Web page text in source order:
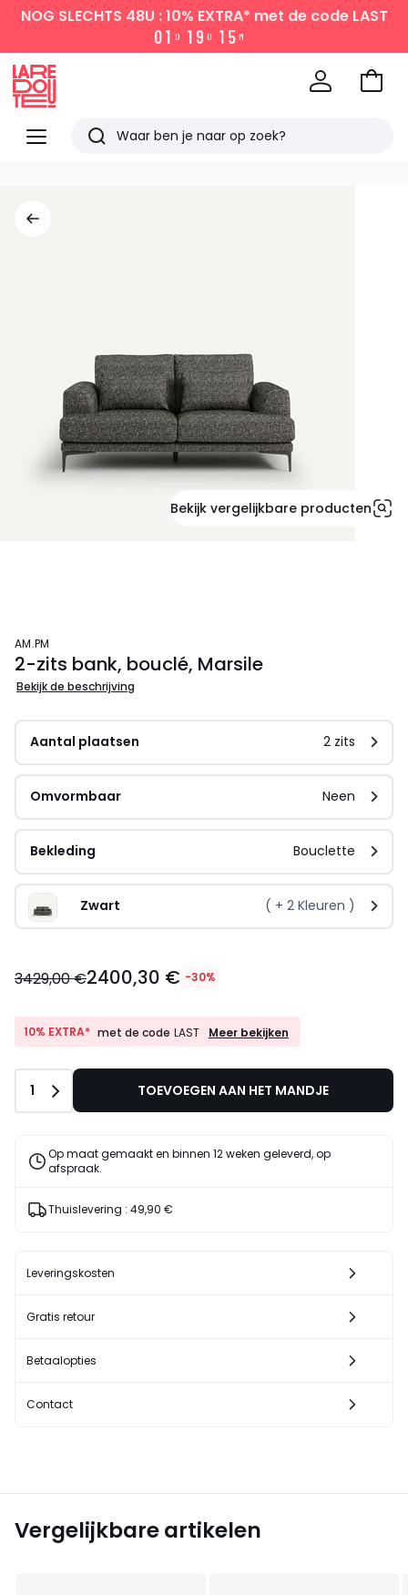
NOG SLECHTS 48U : 10% EXTRA* met de code LAST
01 D 1 9 U 1 5 M
Menu
Redoute
Zoeken
Naar
Bekijk vergelijkbare producten
AM.PM
2-zits bank, bouclé, Marsile
Bekijk de beschrijving
Aantal plaatsen 2 zits
Omvormbaar Neen
Bekleding Bouclette
Zwart ( + 2 Kleuren )
3429,00 €2400,30 € -30%
10% EXTRA* met de code LAST
10%
code
LAST
Meer bekijken
Aantal
1 TOEVOEGEN AAN HET MANDJE
Op maat gemaakt en binnen 12 weken geleverd, op
afspraak.
Thuislevering : 49,90 €
Leveringskosten
Gratis retour
Betaalopties
Contact
Vergelijkbare artikelen